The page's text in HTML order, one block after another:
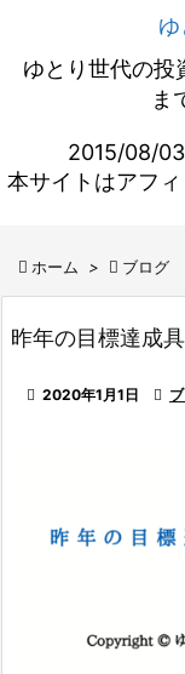
ゆとり世代の投
ま
2015/08/
本サイトはアフ
 ホーム >  ブログ
昨年の目標達成
 2020年1月1日 